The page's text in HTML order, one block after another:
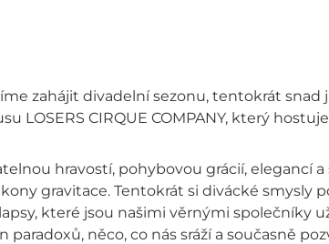
zahájit divadelní sezonu, tentokrát snad
LOSERS CIRQUE COMPANY, který
hravostí, pohybovou grácií, elegancí
gravitace. Tentokrát si divácké smysly
které jsou našimi věrnými společníky
něco, co nás sráží a současně